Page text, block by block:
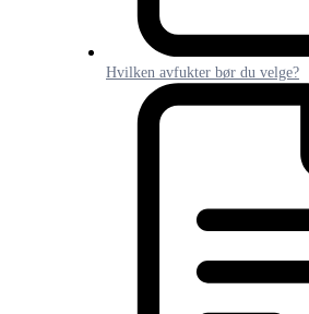
Hvilken avfukter bør du velge?